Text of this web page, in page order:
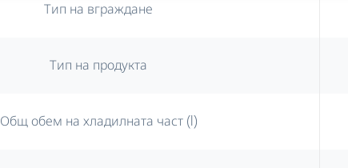
Тип на вграждане
Тип на продукта
Общ обем на хладилната част (l)